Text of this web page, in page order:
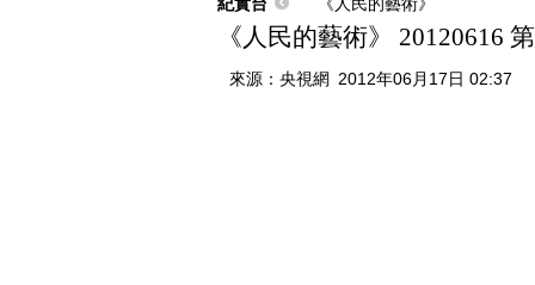
《人民的藝術》 20120616
來源： 央視網 2012年06月17日 02:37